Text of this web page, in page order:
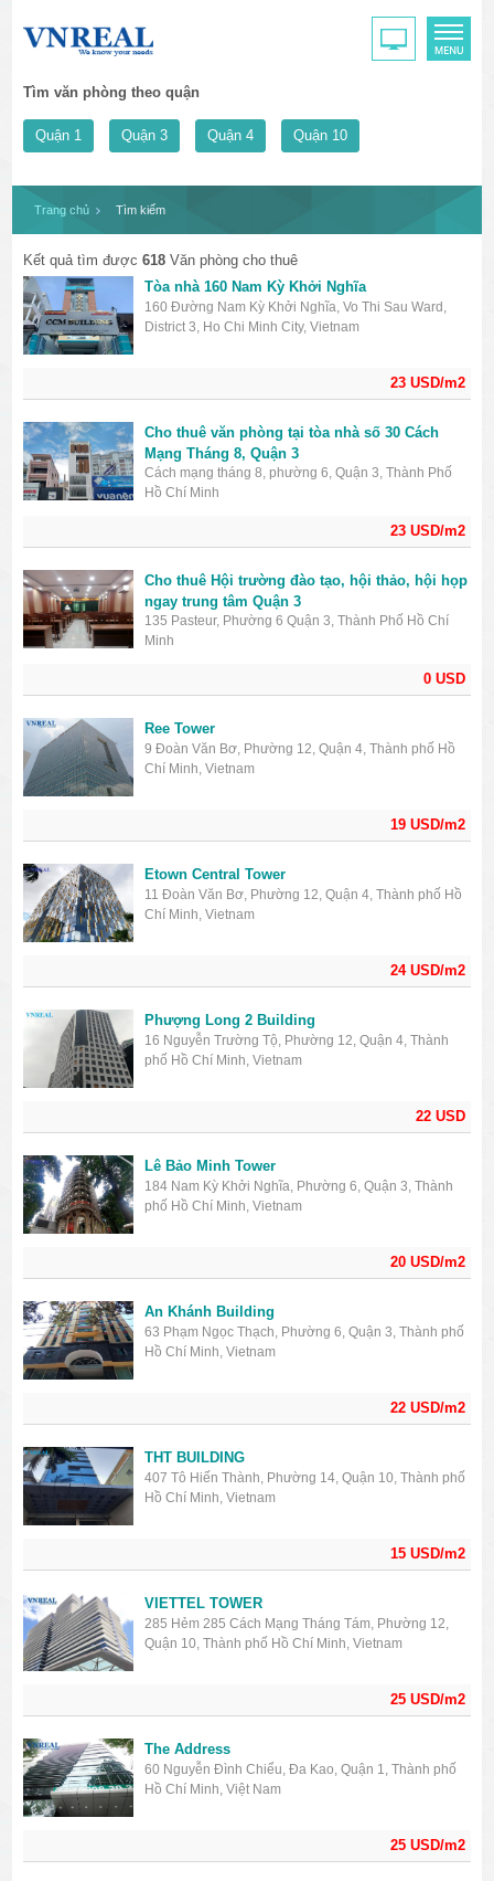
Tìm văn phòng theo quận
Quận 1 Quận 3 Quận 4 Quận 10
Trang chủ Tìm kiếm
Kết quả tìm được618 Văn phòng cho thuê
23 USD/m2
Tòa nhà 160 Nam Kỳ Khởi Nghĩa
160 Đường Nam Kỳ Khởi Nghĩa, Vo Thi Sau Ward,
District 3, Ho Chi Minh City, Vietnam
23 USD/m2
Cho thuê văn phòng tại tòa nhà số 30 Cách
Mạng Tháng 8, Quận 3
Cách mạng tháng 8, phường 6, Quận 3, Thành Phố
Hồ Chí Minh
0 USD
Cho thuê Hội trường đào tạo, hội thảo, hội họp
ngay trung tâm Quận 3
135 Pasteur, Phường 6 Quận 3, Thành Phố Hồ Chí
Minh
19 USD/m2
Ree Tower
9 Đoàn Văn Bơ, Phường 12, Quận 4, Thành phố Hồ
Chí Minh, Vietnam
24 USD/m2
Etown Central Tower
11 Đoàn Văn Bơ, Phường 12, Quận 4, Thành phố Hồ
Chí Minh, Vietnam
22 USD
Phượng Long 2 Building
16 Nguyễn Trường Tộ, Phường 12, Quận 4, Thành
phố Hồ Chí Minh, Vietnam
20 USD/m2
Lê Bảo Minh Tower
184 Nam Kỳ Khởi Nghĩa, Phường 6, Quận 3, Thành
phố Hồ Chí Minh, Vietnam
22 USD/m2
An Khánh Building
63 Phạm Ngọc Thạch, Phường 6, Quận 3, Thành phố
Hồ Chí Minh, Vietnam
15 USD/m2
THT BUILDING
407 Tô Hiến Thành, Phường 14, Quận 10, Thành phố
Hồ Chí Minh, Vietnam
25 USD/m2
VIETTEL TOWER
285 Hẻm 285 Cách Mạng Tháng Tám, Phường 12,
Quận 10, Thành phố Hồ Chí Minh, Vietnam
25 USD/m2
The Address
60 Nguyễn Đình Chiểu, Đa Kao, Quận 1, Thành phố
Hồ Chí Minh, Việt Nam